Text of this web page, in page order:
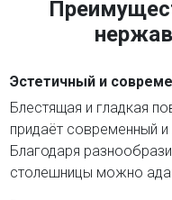
Эстетичный и
Блестящая и гладкая
придаёт современный
Благодаря
столешницы можно